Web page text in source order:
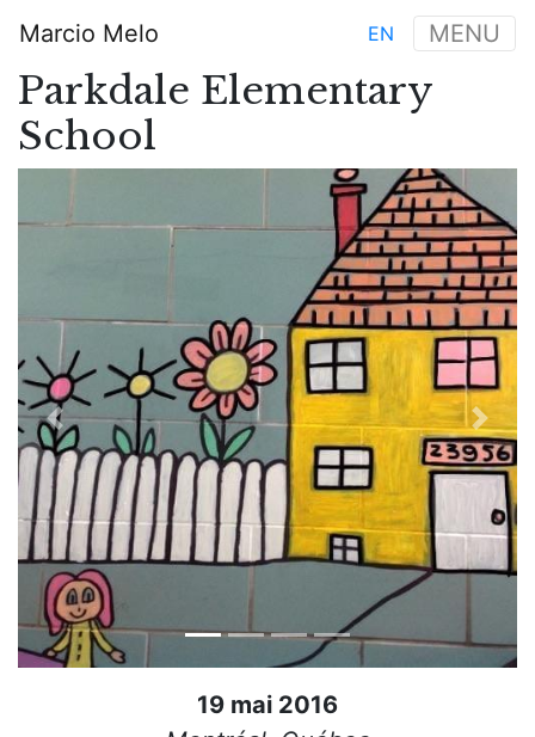
au
contenu
principal
Main
navigation
Marcio Melo MENU
EN
Parkdale Elementary
School
Previous Next
19 mai 2016